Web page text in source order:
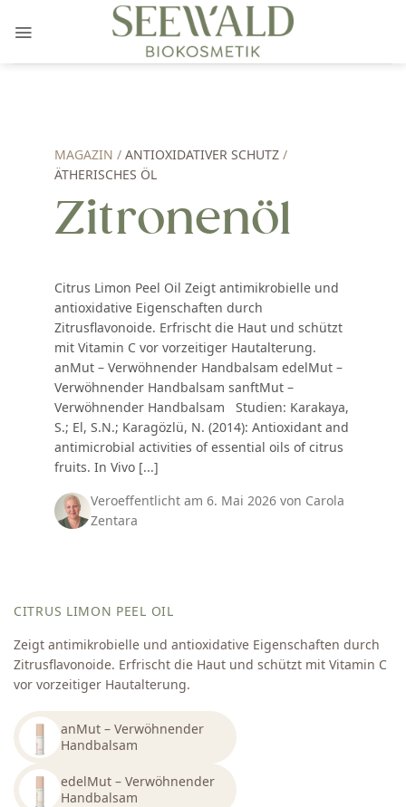
Inhalt
MAGAZIN / ANTIOXIDATIVER SCHUTZ /
ÄTHERISCHES ÖL
Zitronenöl
Citrus Limon Peel Oil Zeigt antimikrobielle und
antioxidative Eigenschaften durch
Zitrusflavonoide. Erfrischt die Haut und schützt
mit Vitamin C vor vorzeitiger Hautalterung.
anMut – Verwöhnender Handbalsam edelMut –
Verwöhnender Handbalsam sanftMut –
Verwöhnender Handbalsam Studien: Karakaya,
S.; El, S.N.; Karagözlü, N. (2014): Antioxidant and
antimicrobial activities of essential oils of citrus
fruits. In Vivo [...]
Veroeffentlicht am 6. Mai 2026 von Carola
Zentara
CITRUS LIMON PEEL OIL
Zeigt antimikrobielle und antioxidative Eigenschaften durch
Zitrusflavonoide. Erfrischt die Haut und schützt mit Vitamin C
vor vorzeitiger Hautalterung.
anMut – Verwöhnender
Handbalsam
edelMut – Verwöhnender
Handbalsam